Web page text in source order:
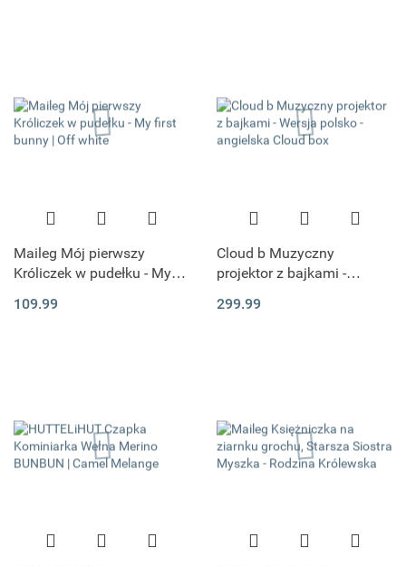
Maileg Mój pierwszy
Króliczek w pudełku - My
109.99
Cloud b Muzyczny
projektor z bajkami -
Cloud box
299.99